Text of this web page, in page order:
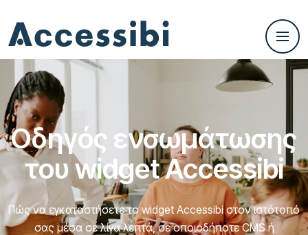
Οδηγός ενσωμάτωσης
του widget Accessibi
Πώς να εγκαταστήσετε το widget Accessibi στον ιστότοπό
σας μέσα σε λίγα λεπτά, σε οποιοδήποτε CMS ή